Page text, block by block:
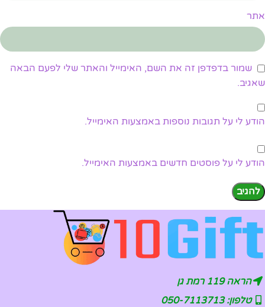
אתר
שמור בדפדפן זה את השם, האימייל והאתר שלי לפעם הבאה
שאגיב.
הודע לי על תגובות נוספות באמצעות האימייל.
הודע לי על פוסטים חדשים באמצעות האימייל.
הראה 119 רמת גן
טלפון: 050-7113713